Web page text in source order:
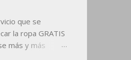
que se
la ropa GRATIS
más y más